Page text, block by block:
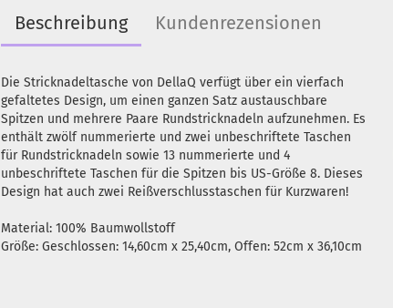
Beschreibung Kundenrezensionen
Die Stricknadeltasche von DellaQ verfügt über ein vierfach
gefaltetes Design, um einen ganzen Satz austauschbare
Spitzen und mehrere Paare Rundstricknadeln aufzunehmen. Es
enthält zwölf nummerierte und zwei unbeschriftete Taschen
für Rundstricknadeln sowie 13 nummerierte und 4
unbeschriftete Taschen für die Spitzen bis US-Größe 8. Dieses
Design hat auch zwei Reißverschlusstaschen für Kurzwaren!
Material: 100% Baumwollstoff
Größe: Geschlossen: 14,60cm x 25,40cm, Offen: 52cm x 36,10cm